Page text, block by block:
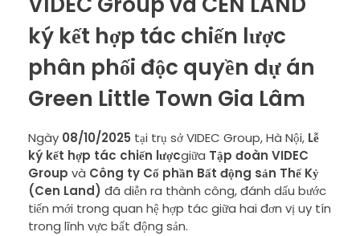
ký kết hợp tác chiến lược
phân phối độc quyền dự án
Green Little Town Gia Lâm
Ngày 08/10/2025 tại trụ sở VIDEC Group, Hà Nội, Lễ
ký kết hợp tác chiến lượcgiữa Tập đoàn VIDEC
Group và Công ty Cổ phần Bất động sản Thế Kỷ
(Cen Land) đã diễn ra thành công, đánh dấu bước
tiến mới trong quan hệ hợp tác giữa hai đơn vị uy tín
trong lĩnh vực bất động sản.